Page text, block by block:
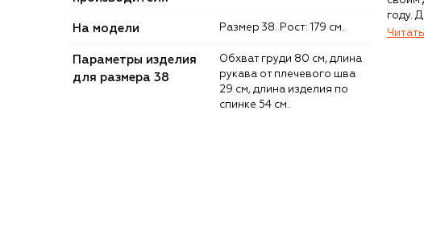
На модели Размер 38. Рост: 179 см.
Параметры изделия
для размера 38
Обхват груди 80 см, длина
рукава от плечевого шва
29 см, длина изделия по
спинке 54 см.
году.